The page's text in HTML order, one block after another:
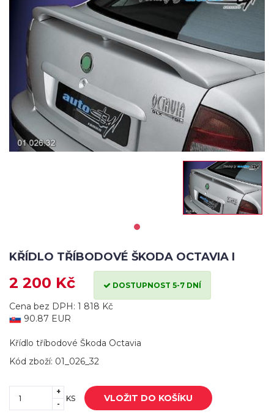
KŘÍDLO TŘÍBODOVÉ ŠKODA OCTAVIA I
2 200 Kč DOSTUPNOST 5-7 DNÍ
Cena bez DPH: 1 818 Kč
90.87 EUR
Křídlo tříbodové Škoda Octavia
Kód zboží: 01_026_32
+
-
KS VLOŽIT DO KOŠÍKU